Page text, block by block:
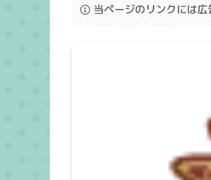
当ページのリンクには広